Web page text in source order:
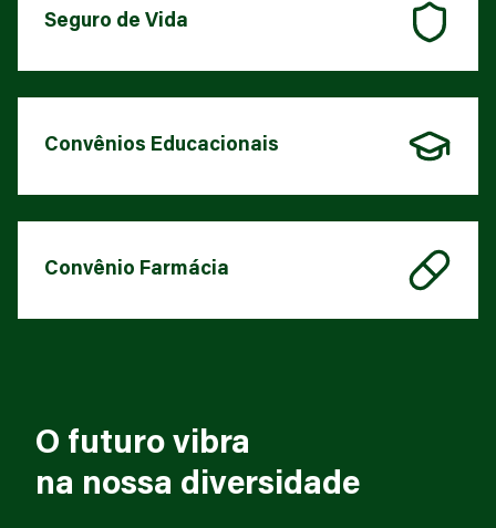
Seguro de Vida
Convênios Educacionais
Convênio Farmácia
O futuro vibra
na nossa diversidade